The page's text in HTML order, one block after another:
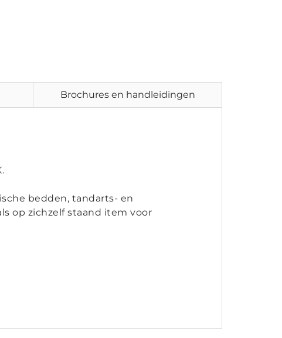
Brochures en handleidingen
bedden, tandarts- en
op zichzelf staand item voor